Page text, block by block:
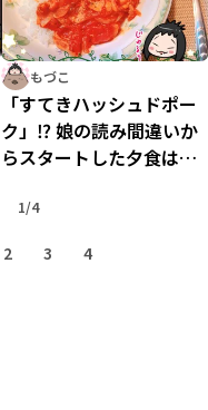
もづこ
「すてきハッシュドポー
ク」⁉ 娘の読み間違いか
らスタートした夕食は味
1/4
2 3 4